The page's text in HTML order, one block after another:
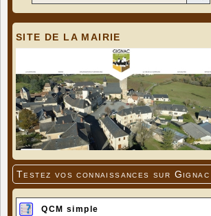
SITE DE LA MAIRIE
Testez vos connaissances sur Gignac
QCM simple